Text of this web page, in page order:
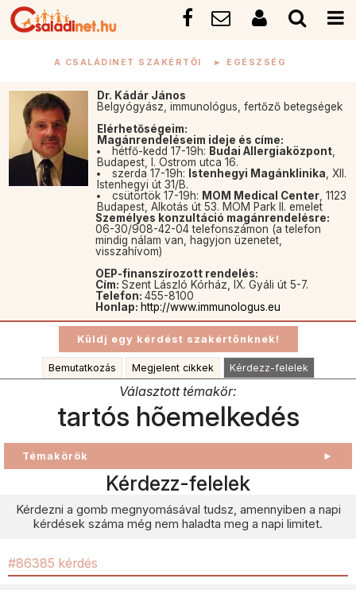
A CSALÁDINET SZAKÉRTŐI ► EGÉSZSÉG
Dr. Kádár János
Belgyógyász, immunológus, fertőző betegségek
Elérhetőségeim:
Magánrendeléseim ideje és címe:
hétfő-kedd 17-19h: Budai Allergiaközpont,
Budapest, I. Ostrom utca 16.
szerda 17-19h:
Istenhegyi Magánklinika , XII.
Istenhegyi út 31/B.
csütörtök 17-19h: MOM Medical Center, 1123
Budapest, Alkotás út 53. MOM Park II. emelet
Személyes konzultáció magánrendelésre:
06-30/908-42-04 telefonszámon (a telefon
mindig nálam van, hagyjon üzenetet,
visszahívom)
OEP-finanszírozott rendelés:
Cím: Szent László Kórház, IX. Gyáli út 5-7.
Telefon: 455-8100
Honlap: http://www.immunologus.eu
Bemutatkozás Megjelent cikkek Kérdezz-felelek
Választott témakör:
tartós hõemelkedés
Témakörök ►
Kérdezz-felelek
Kérdezni a gomb megnyomásával tudsz, amennyiben a napi
kérdések száma még nem haladta meg a napi limitet.
#86385 kérdés